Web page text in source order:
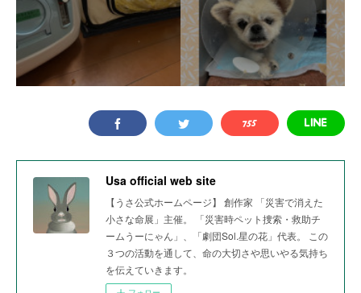
Usa official web site
【うさ公式ホームページ】 創作家 「災害で消えた
小さな命展」主催。 「災害時ペット捜索・救助チ
ームうーにゃん」、「劇団Sol.星の花」代表。 この
３つの活動を通して、命の大切さや思いやる気持ち
を伝えていきます。